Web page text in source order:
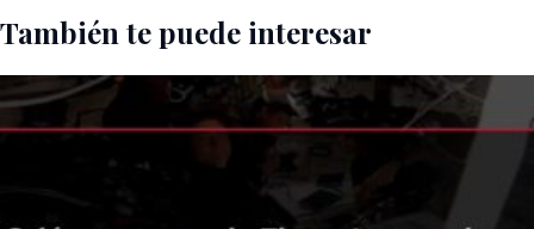
También te puede interesar